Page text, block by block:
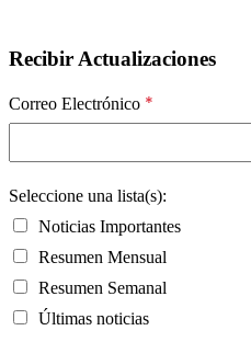
Recibir Actualizaciones
Correo Electrónico *
Seleccione una lista(s):
Noticias Importantes
Resumen Mensual
Resumen Semanal
Últimas noticias